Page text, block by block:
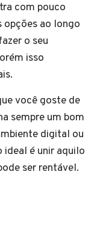
com pouco
opções ao longo
o seu
isso
você goste de
sempre um bom
digital ou
é unir aquilo
ser rentável.